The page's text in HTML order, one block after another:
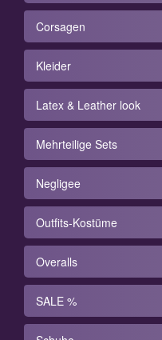
Corsagen
Kleider
Latex & Leather look
Mehrteilige Sets
Negligee
Outfits-Kostüme
Overalls
SALE %